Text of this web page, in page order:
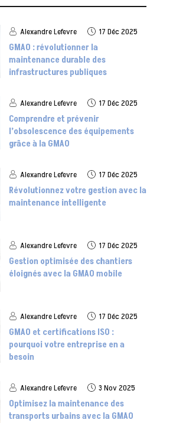
Alexandre Lefevre 17 Déc 2025
GMAO : révolutionner la
maintenance durable des
infrastructures publiques
Alexandre Lefevre 17 Déc 2025
Comprendre et prévenir
l’obsolescence des équipements
grâce à la GMAO
Alexandre Lefevre 17 Déc 2025
Révolutionnez votre gestion avec la
maintenance intelligente
Alexandre Lefevre 17 Déc 2025
Gestion optimisée des chantiers
éloignés avec la GMAO mobile
Alexandre Lefevre 17 Déc 2025
GMAO et certifications ISO :
pourquoi votre entreprise en a
besoin
Alexandre Lefevre 3 Nov 2025
Optimisez la maintenance des
transports urbains avec la GMAO